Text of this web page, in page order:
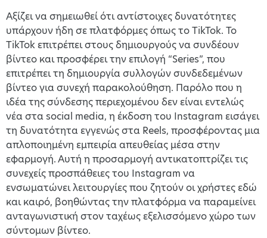
Αξίζει να σημειωθεί ότι αντίστοιχες δυνατότητες
υπάρχουν ήδη σε πλατφόρμες όπως το TikTok. Το
TikTok επιτρέπει στους δημιουργούς να συνδέουν
βίντεο και προσφέρει την επιλογή “Series”, που
επιτρέπει τη δημιουργία συλλογών συνδεδεμένων
βίντεο για συνεχή παρακολούθηση. Παρόλο που η
ιδέα της σύνδεσης περιεχομένου δεν είναι εντελώς
νέα στα social media, η έκδοση του Instagram εισάγει
τη δυνατότητα εγγενώς στα Reels, προσφέροντας μια
απλοποιημένη εμπειρία απευθείας μέσα στην
εφαρμογή. Αυτή η προσαρμογή αντικατοπτρίζει τις
συνεχείς προσπάθειες του Instagram να
ενσωματώνει λειτουργίες που ζητούν οι χρήστες εδώ
και καιρό, βοηθώντας την πλατφόρμα να παραμείνει
ανταγωνιστική στον ταχέως εξελισσόμενο χώρο των
σύντομων βίντεο.